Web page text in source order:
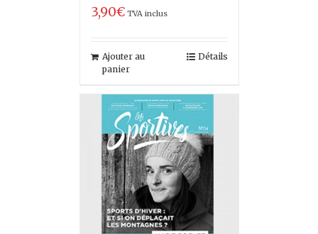
3,90€ TVA inclus
Ajouter au
panier
Détails